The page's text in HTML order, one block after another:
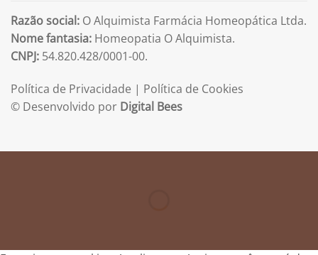
Razão social: O Alquimista Farmácia Homeopática Ltda.
Nome fantasia: Homeopatia O Alquimista.
CNPJ: 54.820.428/0001-00.
Política de Privacidade | Política de Cookies
© Desenvolvido por Digital Bees